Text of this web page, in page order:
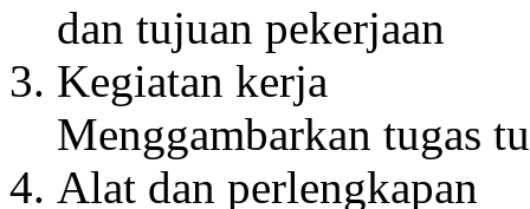
dan tujuan pekerjaan
Kegiatan kerja
Menggambarkan tugas
Alat dan perlengkapan